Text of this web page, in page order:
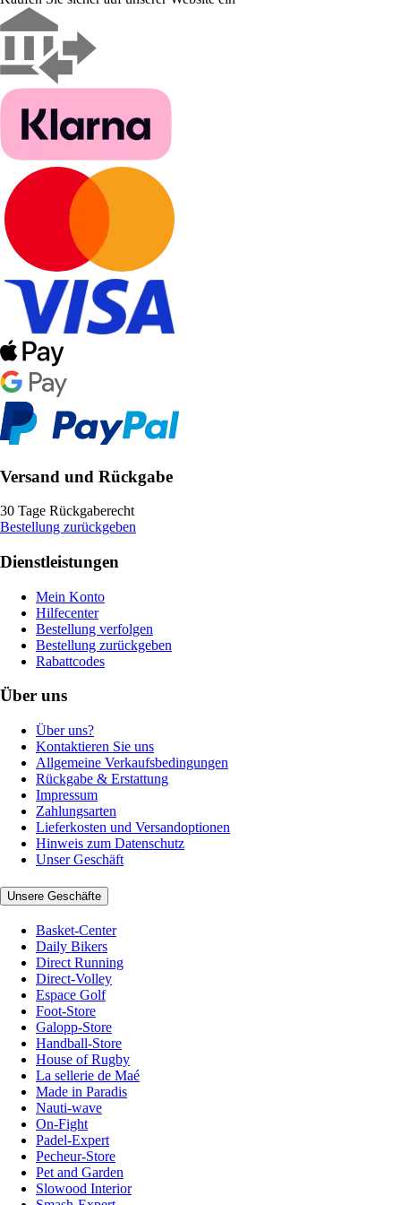
Versand und Rückgabe
30 Tage Rückgaberecht
Bestellung zurückgeben
Dienstleistungen
Mein Konto
Hilfecenter
Bestellung verfolgen
Bestellung zurückgeben
Rabattcodes
Über uns
Über uns?
Kontaktieren Sie uns
Allgemeine Verkaufsbedingungen
Rückgabe & Erstattung
Impressum
Zahlungsarten
Lieferkosten und Versandoptionen
Hinweis zum Datenschutz
Unser Geschäft
Unsere Geschäfte
Basket-Center
Daily Bikers
Direct Running
Direct-Volley
Espace Golf
Foot-Store
Galopp-Store
Handball-Store
House of Rugby
La sellerie de Maé
Made in Paradis
Nauti-wave
On-Fight
Padel-Expert
Pecheur-Store
Pet and Garden
Slowood Interior